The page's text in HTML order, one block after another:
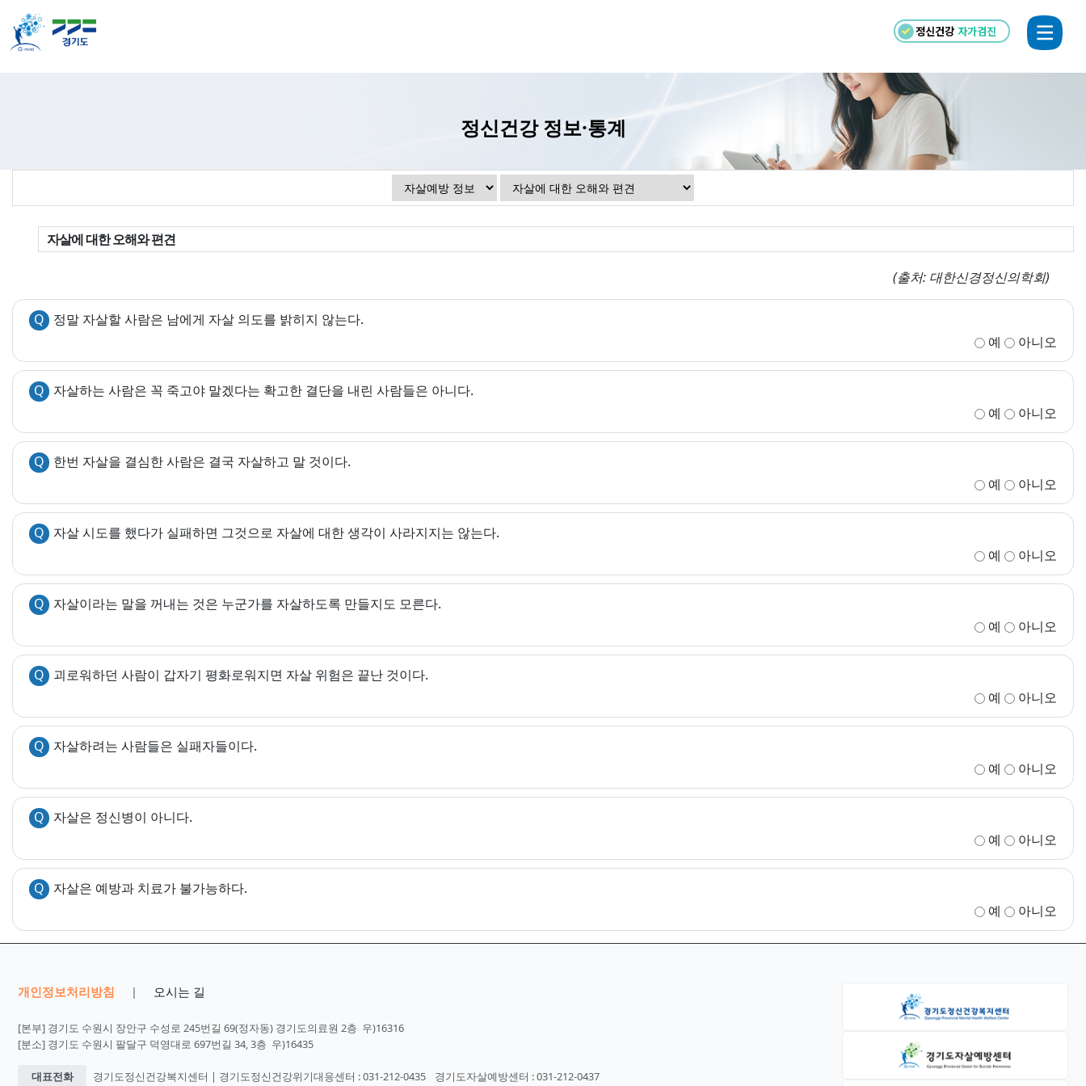
정신건강자가검진
정신건강 정보·통계
자살에 대한 오해와 편견
(출처: 대한신경정신의학회)
Q 정말 자살할 사람은 남에게 자살 의도를 밝히지 않는다.
예
아니오
Q 자살하는 사람은 꼭 죽고야 말겠다는 확고한 결단을 내린 사람들은 아니다.
예
아니오
Q 한번 자살을 결심한 사람은 결국 자살하고 말 것이다.
예
아니오
Q 자살 시도를 했다가 실패하면 그것으로 자살에 대한 생각이 사라지지는 않는다.
예
아니오
Q 자살이라는 말을 꺼내는 것은 누군가를 자살하도록 만들지도 모른다.
예
아니오
Q 괴로워하던 사람이 갑자기 평화로워지면 자살 위험은 끝난 것이다.
예
아니오
Q 자살하려는 사람들은 실패자들이다.
예
아니오
Q 자살은 정신병이 아니다.
예
아니오
Q 자살은 예방과 치료가 불가능하다.
예
아니오
개인정보처리방침 | 오시는 길
[본부] 경기도 수원시 장안구 수성로 245번길 69(정자동) 경기도의료원 2층 우)16316
[분소] 경기도 수원시 팔달구 덕영대로 697번길 34, 3층 우)16435
대표전화 경기도정신건강복지센터 | 경기도정신건강위기대응센터 : 031-212-0435 경기도자살예방센터 : 031-212-0437